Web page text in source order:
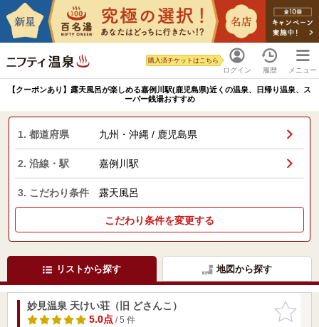
ログイン
購入済チケットはこちら
履歴 メニュー
【クーポンあり】露天風呂が楽しめる嘉例川駅(鹿児島県)近くの温泉、日帰り温泉、ス
ーパー銭湯おすすめ
1. 都道府県 九州・沖縄 / 鹿児島県
2. 沿線・駅 嘉例川駅
3. こだわり条件 露天風呂
こだわり条件を変更する
リストから探す 地図から探す
お気に入
りに追加
妙見温泉 天けい荘（旧 どさんこ）
5.0点/ 5 件